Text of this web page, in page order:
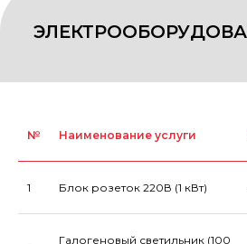
№ Наименование услуги
1 Блок розеток 220В (1 кВт)
Галогеновый светильник (100